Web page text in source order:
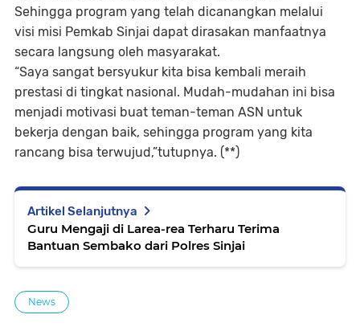
Sehingga program yang telah dicanangkan melalui
visi misi Pemkab Sinjai dapat dirasakan manfaatnya
secara langsung oleh masyarakat.
“Saya sangat bersyukur kita bisa kembali meraih
prestasi di tingkat nasional. Mudah-mudahan ini bisa
menjadi motivasi buat teman-teman ASN untuk
bekerja dengan baik, sehingga program yang kita
rancang bisa terwujud,”tutupnya. (**)
Artikel Selanjutnya
Guru Mengaji di Larea-rea Terharu Terima
Bantuan Sembako dari Polres Sinjai
News